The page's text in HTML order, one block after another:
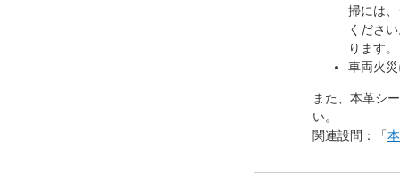
掃には
くださ
ります。
車両火
また、本革シ
い。
関連設問：「